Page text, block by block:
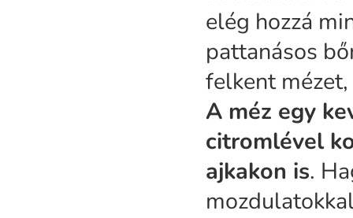
elég hozzá
pattanásos
felkent
A méz egy
citromlével
ajkakon is.